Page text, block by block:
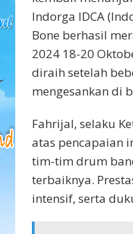
Indorga IDCA
Bone berhasil
2024 18-20
diraih setelah
mengesankan di
Fahrijal, selaku
atas pencapaian
tim-tim drum
terbaiknya.
intensif, serta